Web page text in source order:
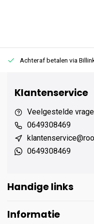
Achteraf betalen via
Klantenservice
Veelgestelde
0649308469
0649308469
Handige links
Informatie